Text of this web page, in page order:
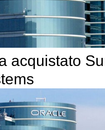
acquistato